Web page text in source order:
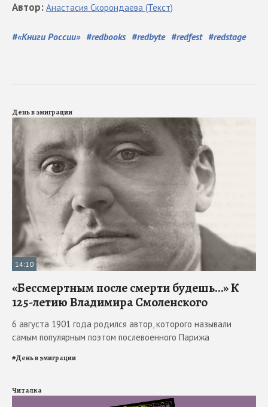
#«Книги России» #redbooks #redbyte #redfest #redstage
Автор: Анастасия Скорондаева (Текст)
День в эмиграции
14:10
«Бессмертным после смерти будешь…» К
125-летию Владимира Смоленского
6 августа 1901 года родился автор, которого называли
самым популярным поэтом послевоенного Парижа
#День в эмиграции
Читалка